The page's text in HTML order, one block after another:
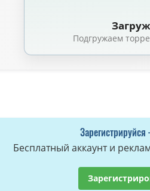
Разлом времени / Taklee Genesis x
времени / Taklee Genesis x Worlds
Разлом времени / Taklee Genesis x
времени / Taklee Genesis x Worlds
Подгружаем
Бесплатный аккаунт и